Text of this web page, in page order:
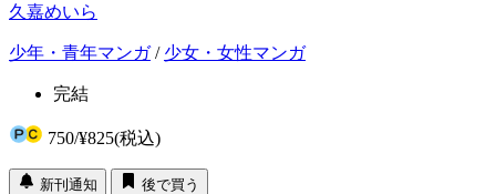
久嘉めいら
少年・青年マンガ/ 少女・女性マンガ
完結
750/¥825(税込)
新刊通知
後で買う